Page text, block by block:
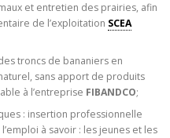
et entretien des prairies, afin
de l’exploitation SCEA
troncs de bananiers en
sans apport de produits
à l’entreprise FIBANDCO;
: insertion professionnelle
à savoir : les jeunes et les